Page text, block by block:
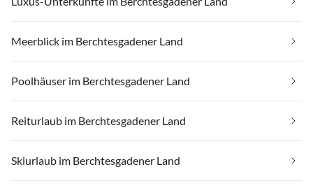
Meerblick im Berchtesgadener Land
Poolhäuser im Berchtesgadener Land
Reiturlaub im Berchtesgadener Land
Skiurlaub im Berchtesgadener Land